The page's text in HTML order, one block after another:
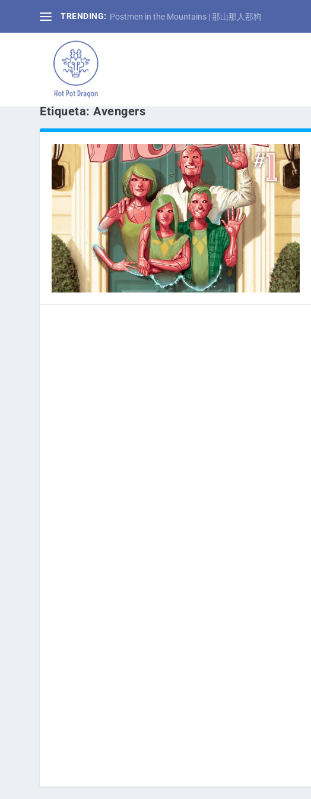
TRENDING: Postmen in the Mountains | 那山那人那狗
Etiqueta:Avengers